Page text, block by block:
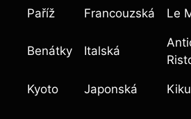
Paříž Francouzská Le
Benátky Italská
Kyoto Japonská